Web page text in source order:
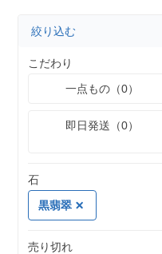
絞り込む
こだわり
一点もの（0）
即日発送（0）
石
黒翡翠
売り切れ